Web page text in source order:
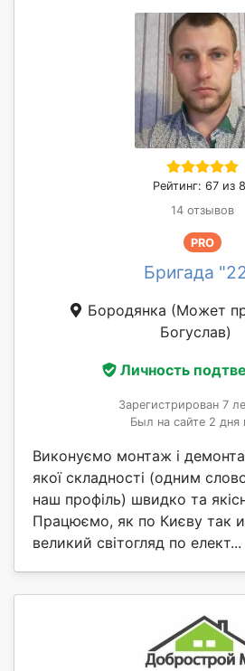
Рейтинг: 67 из
14 отзывов
PRO
Бригада
Бородянка (Может
Богуслав)
Личность
Зарегистрирован 7
Был на сайте 2 дня
Виконуємо монтаж і
якої складності (одним
наш профіль) швидко та
Працюємо, як по Києву так
великий світогляд по елект...